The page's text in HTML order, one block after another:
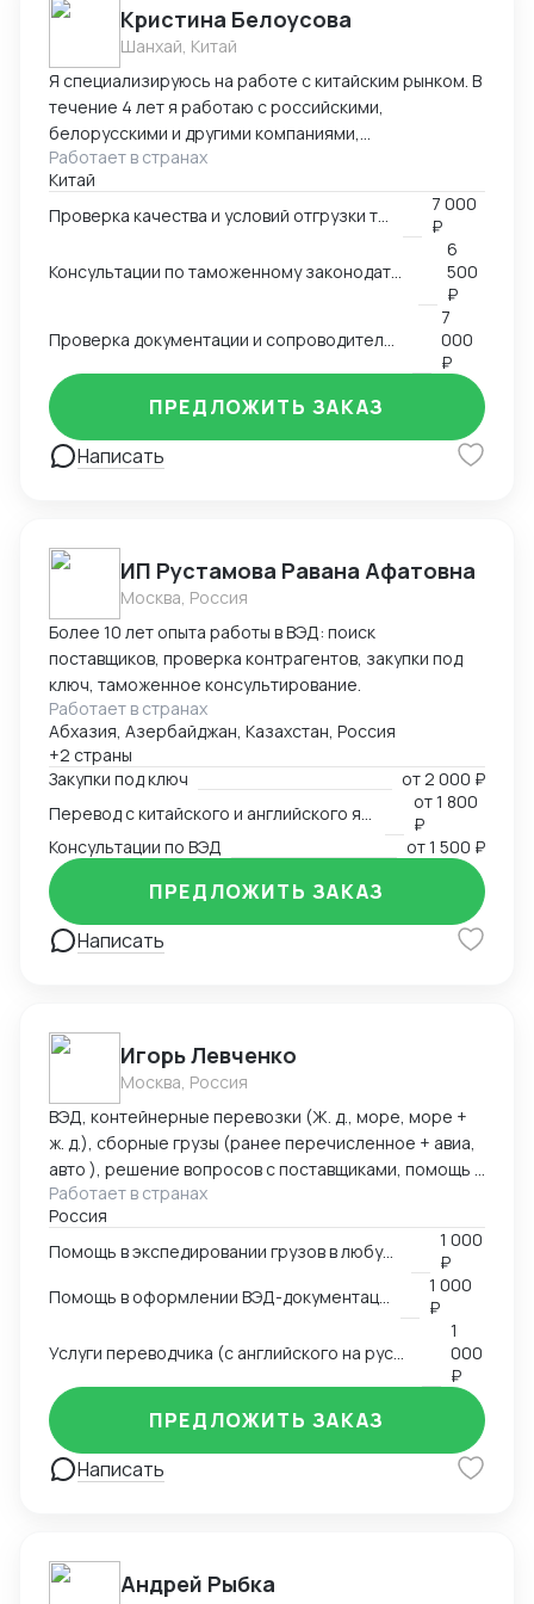
Кристина Белоусова
Шанхай, Китай
Я специализируюсь на работе с китайским рынком. В
течение 4 лет я работаю с российскими,
белорусскими и другими компаниями,
занимающимися импортом и экспортом различных
товаров, включая товары потребления, электронику,
текстиль, автомобильные запчасти и другие. Могу
помочь вам найти необходимые товары и надежных
поставщиков, разобраться в требованиях таможни,
соответствие всей необходимой документации. Мой
опыт работы в разных сферах позволяет мне
применять свои знания и навыки в различных
бизнес-сценариях и обеспечивать высокое
качество услуг для клиентов.
Работает в странах
Китай
7 000
₽
Консультации по таможенному законодательству и процедурам ВЭД
6
500
₽
Проверка документации и сопроводительных документов
7
000
₽
Написать
ПРЕДЛОЖИТЬ ЗАКАЗ
ИП Рустамова Равана Афатовна
Москва, Россия
Более 10 лет опыта работы в ВЭД: поиск
поставщиков, проверка контрагентов, закупки под
ключ, таможенное консультирование.
Работает в странах
Абхазия, Азербайджан, Казахстан, Россия
+2 страны
Закупки под ключ
от2 000 ₽
от1 800
₽
Консультации по ВЭД
от1 500 ₽
Написать
ПРЕДЛОЖИТЬ ЗАКАЗ
Игорь Левченко
Москва, Россия
ВЭД, контейнерные перевозки (Ж. д., море, море +
ж. д.), сборные грузы (ранее перечисленное + авиа,
авто ), решение вопросов с поставщиками, помощь в
оформлении документов. Имею 15 летний опыт
работы в сфере ВЭД. Работал в торговых компаниях
и компаниях-экспедиторах. Работал с десятками
Работает в странах
Россия
Помощь в экспедировании грузов в любую точку мира
1 000
₽
1 000
₽
Услуги переводчика (с английского на русский и с русского на английский)
1
000
₽
Написать
ПРЕДЛОЖИТЬ ЗАКАЗ
Андрей Рыбка